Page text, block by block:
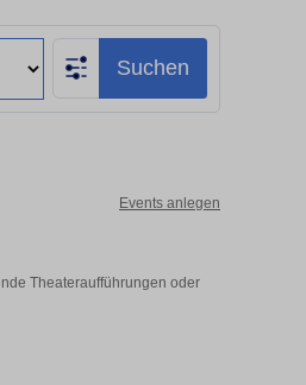
Suchen
Events anlegen
Theateraufführungen oder